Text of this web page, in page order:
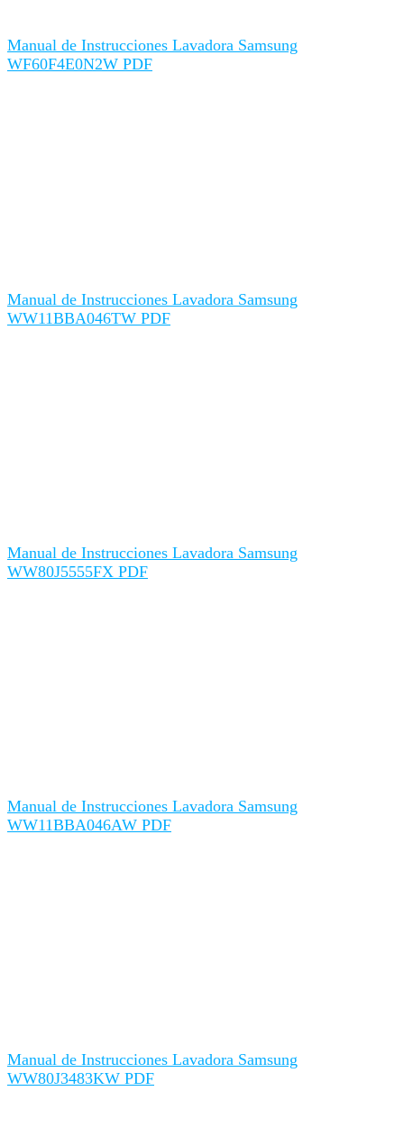
Manual de Instrucciones Lavadora Samsung
WF60F4E0N2W PDF
Manual de Instrucciones Lavadora Samsung
WW11BBA046TW PDF
Manual de Instrucciones Lavadora Samsung
WW80J5555FX PDF
Manual de Instrucciones Lavadora Samsung
WW11BBA046AW PDF
Manual de Instrucciones Lavadora Samsung
WW80J3483KW PDF